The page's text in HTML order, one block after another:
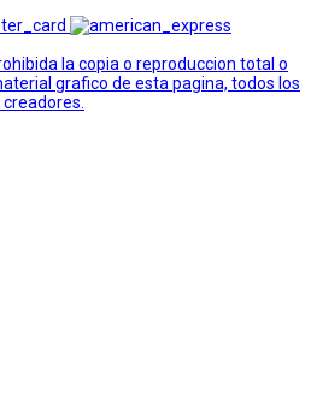
la copia o reproduccion total o
grafico de esta pagina, todos los